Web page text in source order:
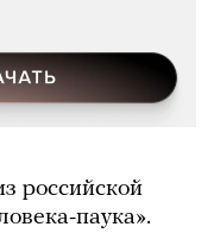
российской
паука».